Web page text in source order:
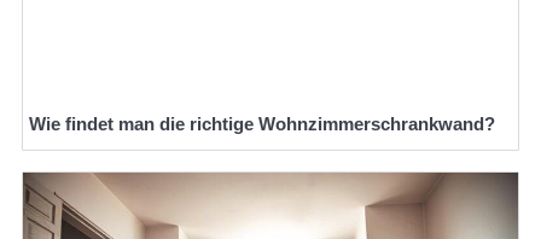
Wie findet man die richtige Wohnzimmerschrankwand?